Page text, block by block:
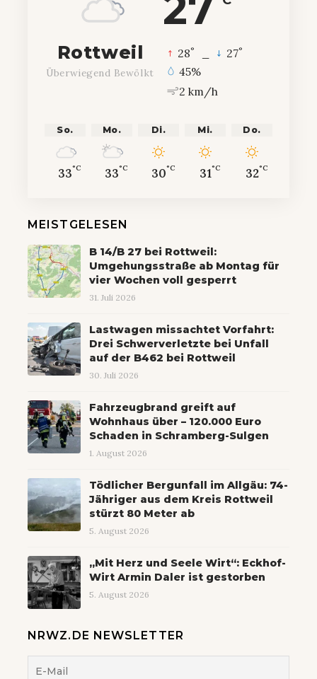
Rottweil
Überwiegend Bewölkt
28° 27°
45%
2 km/h
So.
33°C
Mo.
33°C
Di.
30°C
Mi.
31°C
Do.
32°C
MEISTGELESEN
B 14/B 27 bei Rottweil:
Umgehungsstraße ab Montag für
vier Wochen voll gesperrt
31. Juli 2026
Lastwagen missachtet Vorfahrt:
Drei Schwerverletzte bei Unfall
auf der B462 bei Rottweil
30. Juli 2026
Fahrzeugbrand greift auf
Wohnhaus über – 120.000 Euro
Schaden in Schramberg-Sulgen
1. August 2026
Tödlicher Bergunfall im Allgäu: 74-
Jähriger aus dem Kreis Rottweil
stürzt 80 Meter ab
5. August 2026
„Mit Herz und Seele Wirt“: Eckhof-
Wirt Armin Daler ist gestorben
5. August 2026
NRWZ.DE NEWSLETTER